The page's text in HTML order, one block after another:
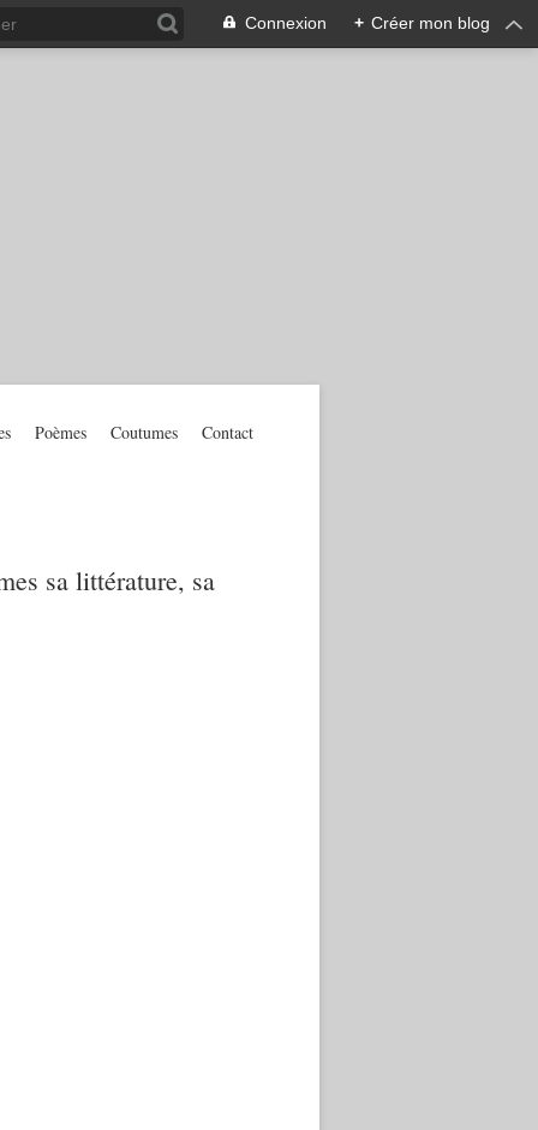
Connexion + Créer mon blog
sa littérature, sa
Poèmes Coutumes Contact